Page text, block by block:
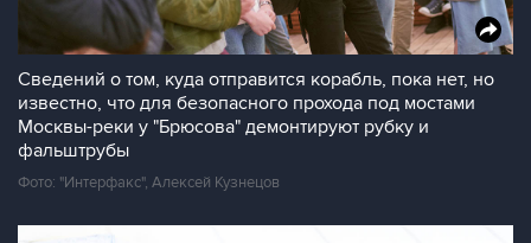
Сведений о том, куда отправится корабль, пока нет, но
известно, что для безопасного прохода под мостами
Москвы-реки у "Брюсова" демонтируют рубку и
фальштрубы
Фото: "Интерфакс", Алексей Кузнецов